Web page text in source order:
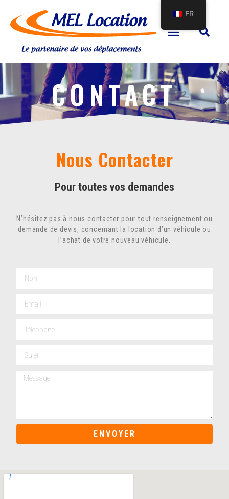
CONTACT
Nous Contacter
Pour toutes vos demandes
N’hésitez pas à nous contacter pour tout renseignement ou
demande de devis, concernant la location d’un véhicule ou
l’achat de votre nouveau véhicule.
ENVOYER
FR